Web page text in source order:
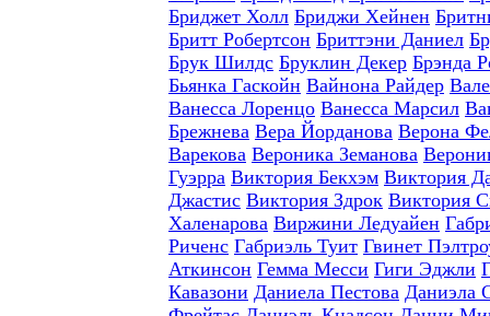
Бриджет Холл Бриджи Хейнен
Бритт Робертсон Бриттэни Даниел
Брук Шилдс Бруклин Декер Брэнда
Бьянка Гаскойн Вайнона Райдер
Ванесса Лоренцо Ванесса Марсил
Брежнева Вера Йорданова Верона
Варекова Вероника Земанова
Гуэрра Виктория Бекхэм Виктория
Джастис Виктория Здрок Виктория
Халенарова Виржини Ледуайен
Риченс Габриэль Туит Гвинет
Аткинсон Гемма Месси Гиги Эджли
Кавазони Даниела Пестова Даниэла